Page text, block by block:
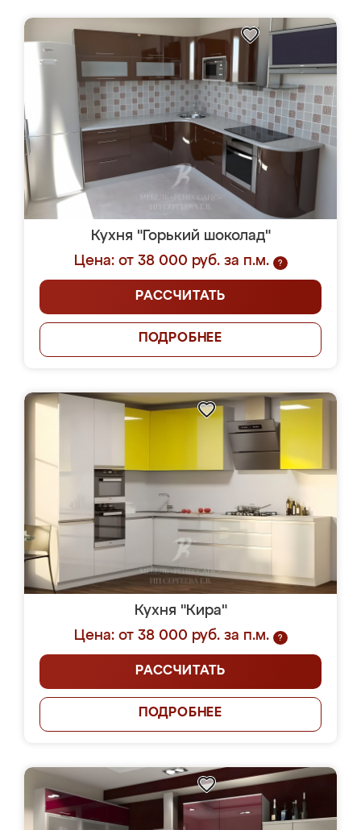
Кухня "Горький шоколад"
Цена: от 38 000 руб. за п.м.
?
РАССЧИТАТЬ
ПОДРОБНЕЕ
Кухня "Кира"
Цена: от 38 000 руб. за п.м.
?
РАССЧИТАТЬ
ПОДРОБНЕЕ